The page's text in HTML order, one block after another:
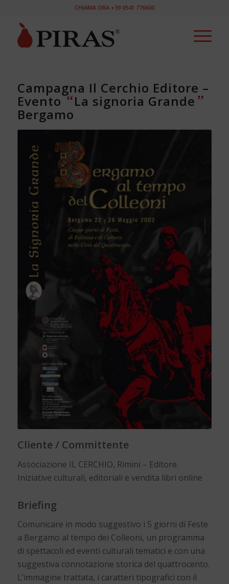
CHIAMA ORA +39 0541 776600
Campagna Il Cerchio Editore –
Evento“La signoria Grande”
Bergamo
Cliente / Committente
Associazione IL CERCHIO, Rimini – Editore.
Iniziative culturali, editoriali e vendita libri online
Briefing
Comunicare in modo suggestivo i 5 giorni di Feste
a Bergamo al tempo dei Colleoni, un programma
di spettacoli ed eventi culturali tematici e con una
suggestiva connotazione storica del quattrocento.
L’immagine trattata, i caratteri tipografici con il